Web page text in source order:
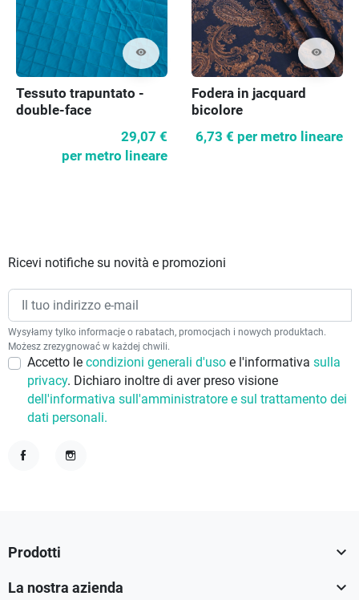
visibility
Tessuto trapuntato -
double-face
29,07 €
per metro lineare
visibility
Fodera in jacquard
bicolore
6,73 € per metro lineare
Ricevi notifiche su novità e promozioni
Wysyłamy tylko informacje o rabatach, promocjach i nowych produktach.
Możesz zrezygnować w każdej chwili.
Accetto le condizioni generali d'uso e l'informativa sulla
privacy. Dichiaro inoltre di aver preso visione
dell'informativa sull'amministratore e sul trattamento dei
dati personali.
Prodotti 
La nostra azienda 